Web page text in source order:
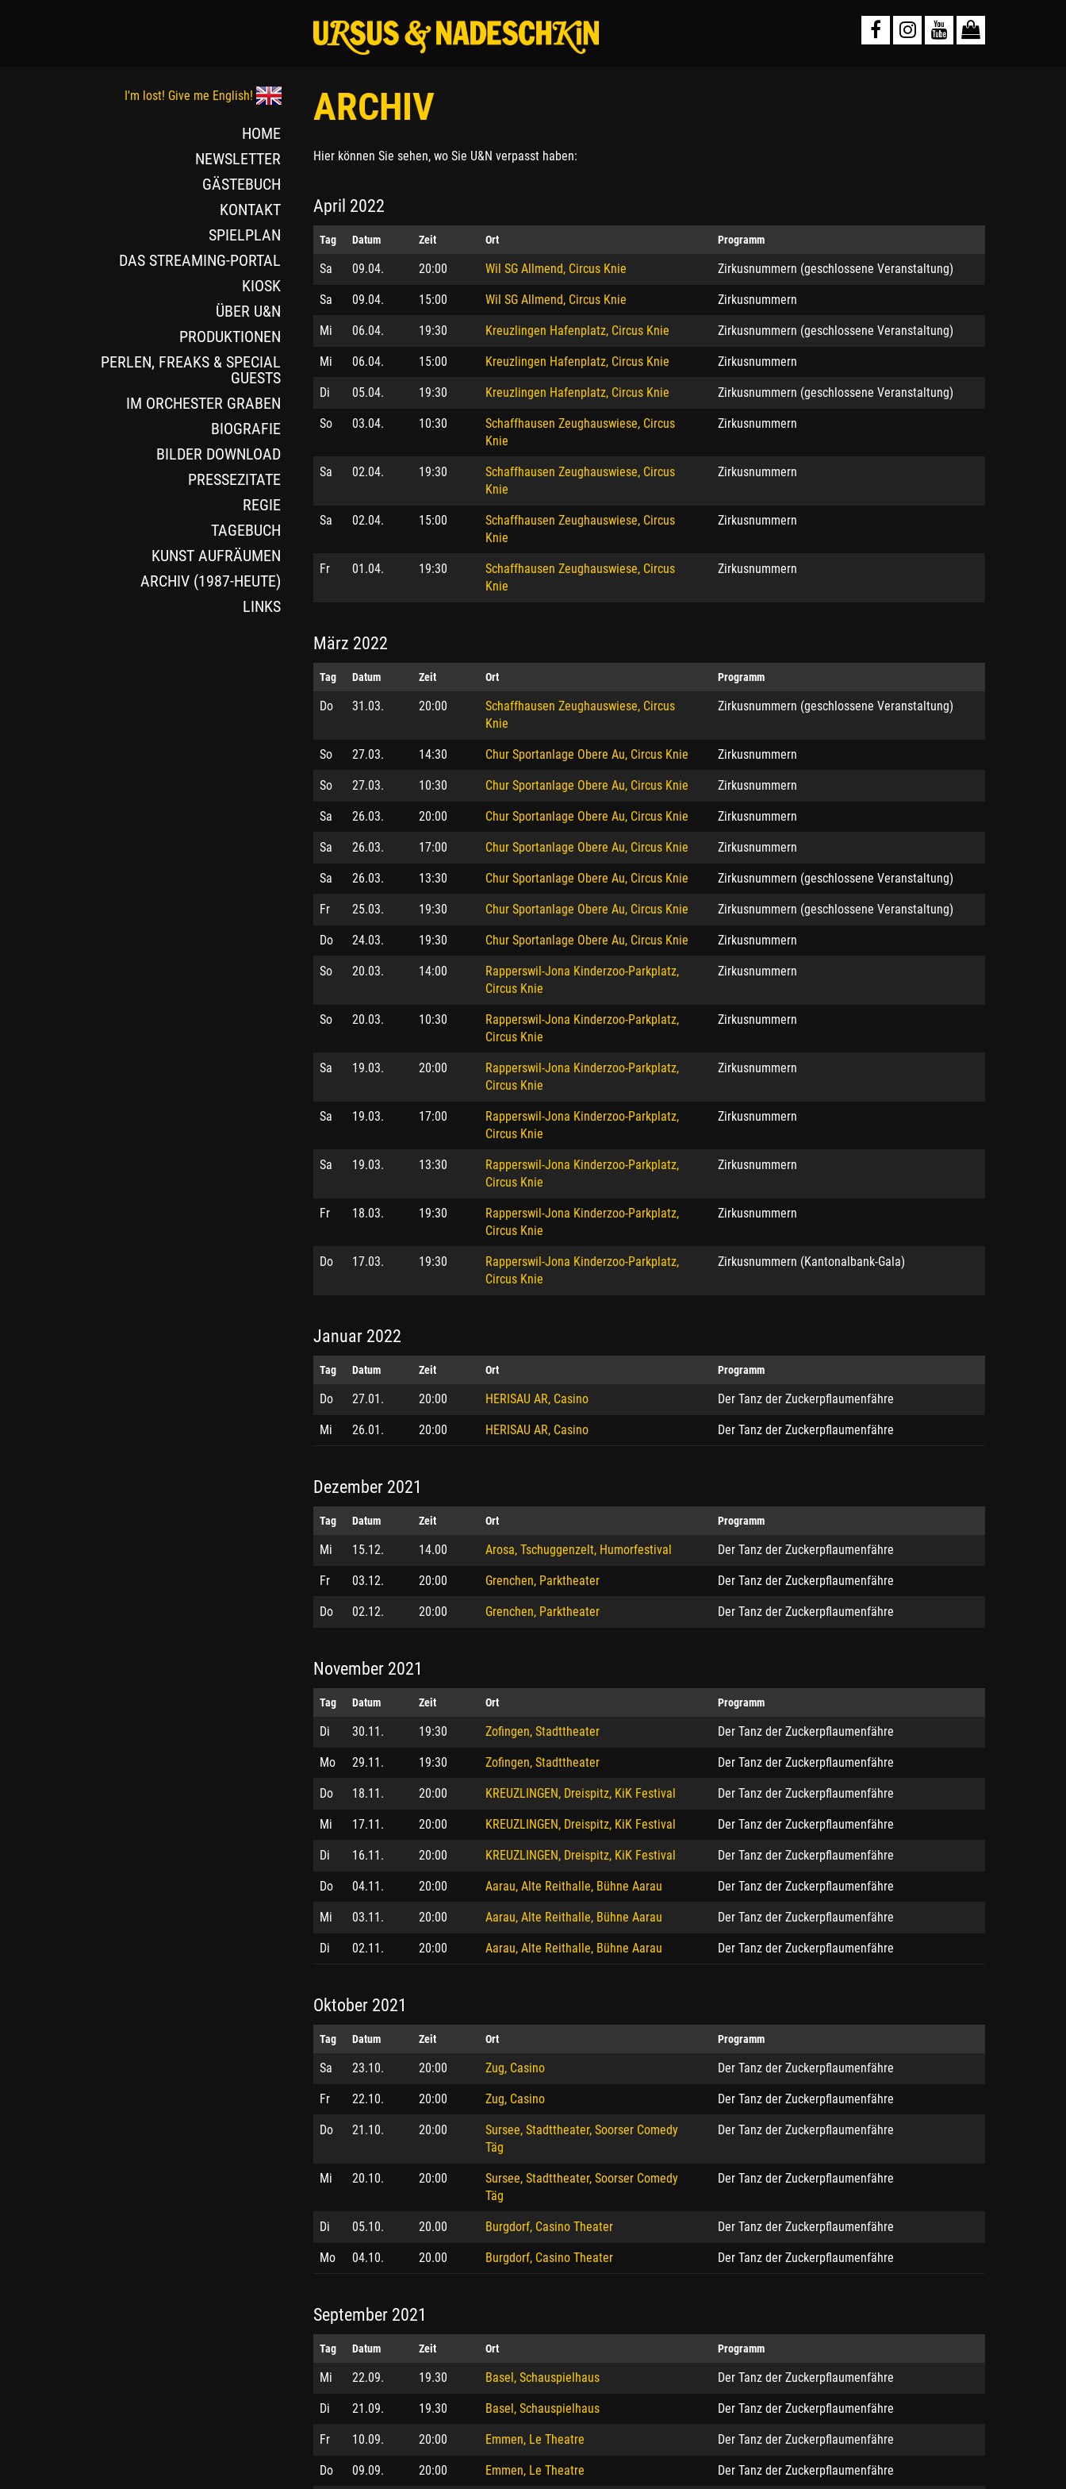
I'm lost! Give me English!
HOME
NEWSLETTER
GÄSTEBUCH
KONTAKT
SPIELPLAN
DAS STREAMING-PORTAL
KIOSK
ÜBER U&N
PRODUKTIONEN
PERLEN, FREAKS & SPECIAL
GUESTS
IM ORCHESTER GRABEN
BIOGRAFIE
BILDER DOWNLOAD
PRESSEZITATE
REGIE
TAGEBUCH
KUNST AUFRÄUMEN
ARCHIV (1987-HEUTE)
LINKS
ARCHIV
Hier können Sie sehen, wo Sie U&N verpasst haben:
April 2022
Tag Datum Zeit Ort Programm
Sa 09.04. 20:00 Wil SG Allmend, Circus Knie Zirkusnummern (geschlossene Veranstaltung)
Sa 09.04. 15:00 Wil SG Allmend, Circus Knie Zirkusnummern
Mi 06.04. 19:30 Kreuzlingen Hafenplatz, Circus Knie Zirkusnummern (geschlossene Veranstaltung)
Mi 06.04. 15:00 Kreuzlingen Hafenplatz, Circus Knie Zirkusnummern
Di 05.04. 19:30 Kreuzlingen Hafenplatz, Circus Knie Zirkusnummern (geschlossene Veranstaltung)
So 03.04. 10:30
Schaffhausen Zeughauswiese, Circus
Knie
Zirkusnummern
Sa 02.04. 19:30
Schaffhausen Zeughauswiese, Circus
Knie
Zirkusnummern
Sa 02.04. 15:00
Schaffhausen Zeughauswiese, Circus
Knie
Zirkusnummern
Fr 01.04. 19:30
Schaffhausen Zeughauswiese, Circus
Knie
Zirkusnummern
März 2022
Tag Datum Zeit Ort Programm
Do 31.03. 20:00
Schaffhausen Zeughauswiese, Circus
Knie
Zirkusnummern (geschlossene Veranstaltung)
So 27.03. 14:30 Chur Sportanlage Obere Au, Circus Knie Zirkusnummern
So 27.03. 10:30 Chur Sportanlage Obere Au, Circus Knie Zirkusnummern
Sa 26.03. 20:00 Chur Sportanlage Obere Au, Circus Knie Zirkusnummern
Sa 26.03. 17:00 Chur Sportanlage Obere Au, Circus Knie Zirkusnummern
Sa 26.03. 13:30 Chur Sportanlage Obere Au, Circus Knie Zirkusnummern (geschlossene Veranstaltung)
Fr 25.03. 19:30 Chur Sportanlage Obere Au, Circus Knie Zirkusnummern (geschlossene Veranstaltung)
Do 24.03. 19:30 Chur Sportanlage Obere Au, Circus Knie Zirkusnummern
So 20.03. 14:00
Rapperswil-Jona Kinderzoo-Parkplatz,
Circus Knie
Zirkusnummern
So 20.03. 10:30
Rapperswil-Jona Kinderzoo-Parkplatz,
Circus Knie
Zirkusnummern
Sa 19.03. 20:00
Rapperswil-Jona Kinderzoo-Parkplatz,
Circus Knie
Zirkusnummern
Sa 19.03. 17:00
Rapperswil-Jona Kinderzoo-Parkplatz,
Circus Knie
Zirkusnummern
Sa 19.03. 13:30
Rapperswil-Jona Kinderzoo-Parkplatz,
Circus Knie
Zirkusnummern
Fr 18.03. 19:30
Rapperswil-Jona Kinderzoo-Parkplatz,
Circus Knie
Zirkusnummern
Do 17.03. 19:30
Rapperswil-Jona Kinderzoo-Parkplatz,
Circus Knie
Zirkusnummern (Kantonalbank-Gala)
Januar 2022
Tag Datum Zeit Ort Programm
Do 27.01. 20:00 HERISAU AR, Casino Der Tanz der Zuckerpflaumenfähre
Mi 26.01. 20:00 HERISAU AR, Casino Der Tanz der Zuckerpflaumenfähre
Dezember 2021
Tag Datum Zeit Ort Programm
Mi 15.12. 14.00 Arosa, Tschuggenzelt, Humorfestival Der Tanz der Zuckerpflaumenfähre
Fr 03.12. 20:00 Grenchen, Parktheater Der Tanz der Zuckerpflaumenfähre
Do 02.12. 20:00 Grenchen, Parktheater Der Tanz der Zuckerpflaumenfähre
November 2021
Tag Datum Zeit Ort Programm
Di 30.11. 19:30 Zofingen, Stadttheater Der Tanz der Zuckerpflaumenfähre
Mo 29.11. 19:30 Zofingen, Stadttheater Der Tanz der Zuckerpflaumenfähre
Do 18.11. 20:00 KREUZLINGEN, Dreispitz, KiK Festival Der Tanz der Zuckerpflaumenfähre
Mi 17.11. 20:00 KREUZLINGEN, Dreispitz, KiK Festival Der Tanz der Zuckerpflaumenfähre
Di 16.11. 20:00 KREUZLINGEN, Dreispitz, KiK Festival Der Tanz der Zuckerpflaumenfähre
Do 04.11. 20:00 Aarau, Alte Reithalle, Bühne Aarau Der Tanz der Zuckerpflaumenfähre
Mi 03.11. 20:00 Aarau, Alte Reithalle, Bühne Aarau Der Tanz der Zuckerpflaumenfähre
Di 02.11. 20:00 Aarau, Alte Reithalle, Bühne Aarau Der Tanz der Zuckerpflaumenfähre
Oktober 2021
Tag Datum Zeit Ort Programm
Sa 23.10. 20:00 Zug, Casino Der Tanz der Zuckerpflaumenfähre
Fr 22.10. 20:00 Zug, Casino Der Tanz der Zuckerpflaumenfähre
Do 21.10. 20:00
Sursee, Stadttheater, Soorser Comedy
Täg
Der Tanz der Zuckerpflaumenfähre
Mi 20.10. 20:00
Sursee, Stadttheater, Soorser Comedy
Täg
Der Tanz der Zuckerpflaumenfähre
Di 05.10. 20.00 Burgdorf, Casino Theater Der Tanz der Zuckerpflaumenfähre
Mo 04.10. 20.00 Burgdorf, Casino Theater Der Tanz der Zuckerpflaumenfähre
September 2021
Tag Datum Zeit Ort Programm
Mi 22.09. 19.30 Basel, Schauspielhaus Der Tanz der Zuckerpflaumenfähre
Di 21.09. 19.30 Basel, Schauspielhaus Der Tanz der Zuckerpflaumenfähre
Fr 10.09. 20:00 Emmen, Le Theatre Der Tanz der Zuckerpflaumenfähre
Do 09.09. 20:00 Emmen, Le Theatre Der Tanz der Zuckerpflaumenfähre